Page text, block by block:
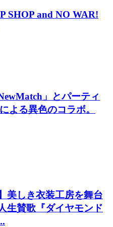
SHOP and NO WAR!
」とパーティ
よる異色のコラボ。
美しき衣装工房を舞台
生賛歌『ダイヤモンド